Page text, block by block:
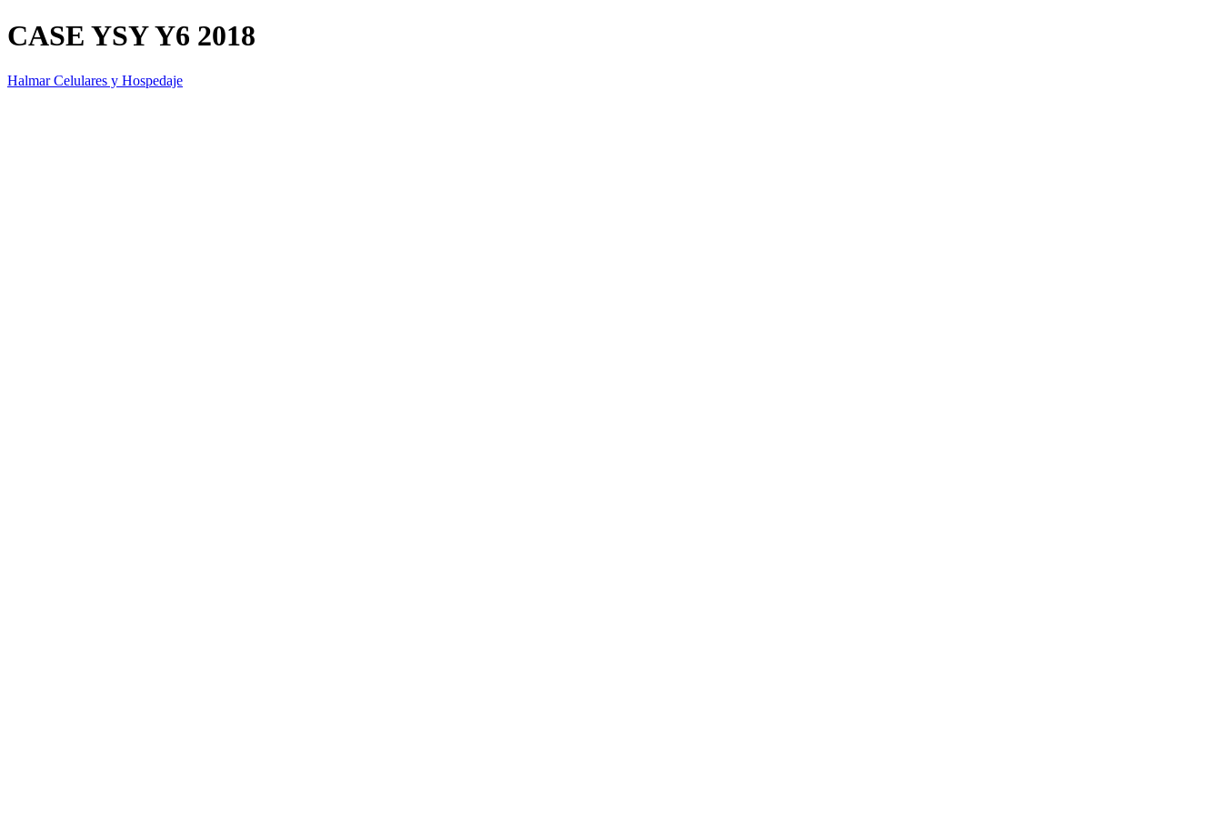
CASE YSY Y6 2018
Halmar Celulares y Hospedaje